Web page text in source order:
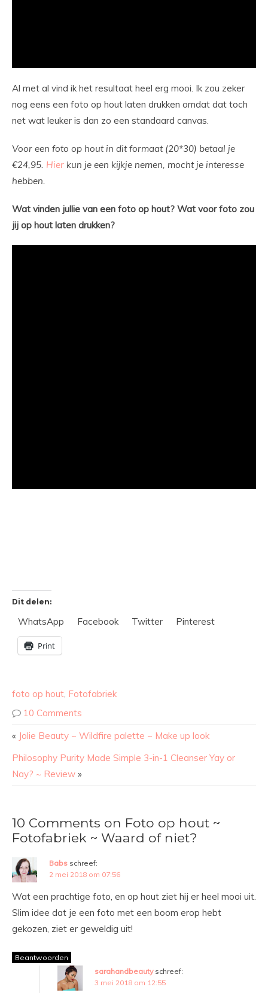
Al met al vind ik het resultaat heel erg mooi. Ik zou zeker
nog eens een foto op hout laten drukken omdat dat toch
net wat leuker is dan zo een standaard canvas.
Voor een foto op hout in dit formaat (20*30) betaal je
€24,95. Hier kun je een kijkje nemen, mocht je interesse
hebben.
Wat vinden jullie van een foto op hout? Wat voor foto zou
jij op hout laten drukken?
Dit delen:
WhatsApp Facebook Twitter Pinterest
Print
foto op hout, Fotofabriek
10 Comments
« Jolie Beauty ~ Wildfire palette ~ Make up look
Philosophy Purity Made Simple 3-in-1 Cleanser Yay or
Nay? ~ Review »
10 Comments on Foto op hout ~
Fotofabriek ~ Waard of niet?
Babs schreef:
2 mei 2018 om 07:56
Wat een prachtige foto, en op hout ziet hij er heel mooi uit.
Slim idee dat je een foto met een boom erop hebt
gekozen, ziet er geweldig uit!
Beantwoorden
sarahandbeauty schreef:
3 mei 2018 om 12:55